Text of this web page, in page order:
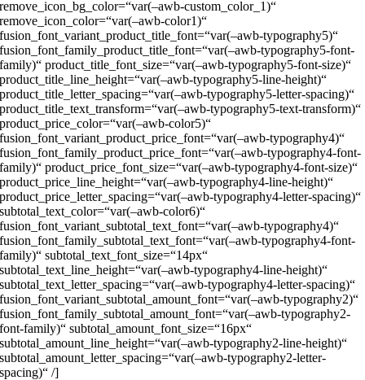
remove_icon_bg_color=“var(–awb-custom_color_1)“
remove_icon_color=“var(–awb-color1)“
fusion_font_variant_product_title_font=“var(–awb-typography5)“
fusion_font_family_product_title_font=“var(–awb-typography5-font-
family)“ product_title_font_size=“var(–awb-typography5-font-size)“
product_title_line_height=“var(–awb-typography5-line-height)“
product_title_letter_spacing=“var(–awb-typography5-letter-spacing)“
product_title_text_transform=“var(–awb-typography5-text-transform)“
product_price_color=“var(–awb-color5)“
fusion_font_variant_product_price_font=“var(–awb-typography4)“
fusion_font_family_product_price_font=“var(–awb-typography4-font-
family)“ product_price_font_size=“var(–awb-typography4-font-size)“
product_price_line_height=“var(–awb-typography4-line-height)“
product_price_letter_spacing=“var(–awb-typography4-letter-spacing)“
subtotal_text_color=“var(–awb-color6)“
fusion_font_variant_subtotal_text_font=“var(–awb-typography4)“
fusion_font_family_subtotal_text_font=“var(–awb-typography4-font-
family)“ subtotal_text_font_size=“14px“
subtotal_text_line_height=“var(–awb-typography4-line-height)“
subtotal_text_letter_spacing=“var(–awb-typography4-letter-spacing)“
fusion_font_variant_subtotal_amount_font=“var(–awb-typography2)“
fusion_font_family_subtotal_amount_font=“var(–awb-typography2-
font-family)“ subtotal_amount_font_size=“16px“
subtotal_amount_line_height=“var(–awb-typography2-line-height)“
subtotal_amount_letter_spacing=“var(–awb-typography2-letter-
spacing)“ /]